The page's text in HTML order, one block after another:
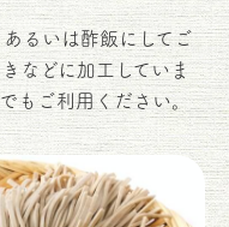
るいは酢飯にしてご
などに加工していま
もご利用ください。